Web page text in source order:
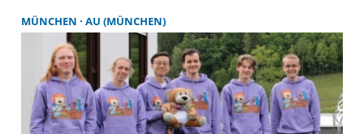
MÜNCHEN AU (MÜNCHEN)